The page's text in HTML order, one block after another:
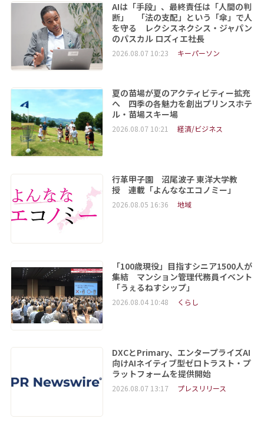
AIは「手段」、最終責任は「人間の判
断」 「法の支配」という「傘」で人
を守る レクシスネクシス・ジャパン
のパスカル ロズィエ社長
2026.08.07 10:23 キーパーソン
夏の苗場が夏のアクティビティー拡充
へ 四季の各魅力を創出プリンスホテ
ル・苗場スキー場
2026.08.07 10:21 経済/ビジネス
行革甲子園 沼尾波子 東洋大学教
授 連載「よんななエコノミー」
2026.08.05 16:36 地域
「100歳現役」目指すシニア1500人が
集結 マンション管理代務員イベント
「うぇるねすシップ」
2026.08.04 10:48 くらし
DXCとPrimary、エンタープライズAI
向けAIネイティブ型ゼロトラスト・プ
ラットフォームを提供開始
2026.08.07 13:17 プレスリリース